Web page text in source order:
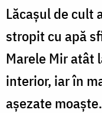
Lăcaşul de cult
stropit cu apă
Marele Mir atât
interior, iar în
aşezate